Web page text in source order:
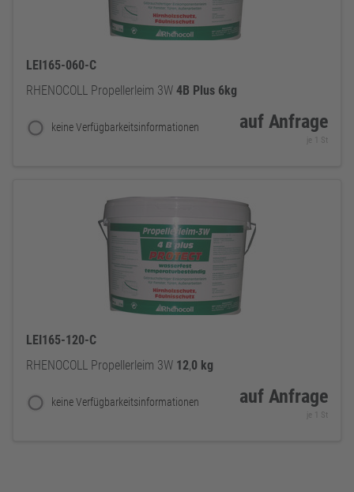
LEI165-060-C
RHENOCOLL Propellerleim 3W 4B Plus 6kg
keine Verfügbarkeitsinformationen auf Anfrage
je 1 St
LEI165-120-C
RHENOCOLL Propellerleim 3W 12,0 kg
keine Verfügbarkeitsinformationen auf Anfrage
je 1 St